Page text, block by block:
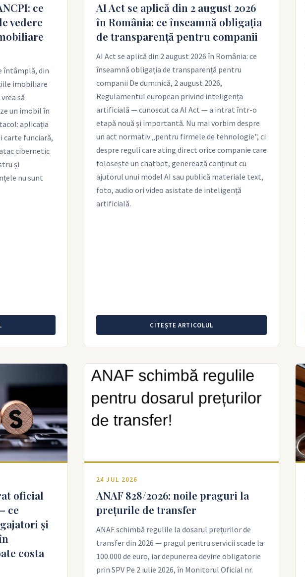
ce
vedere
întâmplă, din
imobiliare
să
un imobil în
aplicația
carte funciară,
cibernetic
și
nu sunt
AI Act se aplică din 2 august 2026
în România: ce înseamnă obligația
de transparență pentru companii
AI Act se aplică din 2 august 2026 în România: ce
înseamnă obligația de transparență pentru
companii De duminică, 2 august 2026,
Regulamentul european privind inteligența
artificială — cunoscut ca AI Act — a intrat într-o
etapă nouă și importantă. Nu mai vorbim despre
un act normativ „pentru firmele de tehnologie", ci
despre reguli care ating direct orice companie care
folosește un chatbot, generează conținut cu
ajutorul unui model AI sau publică materiale text,
foto, audio ori video asistate de inteligență
artificială.
CITEȘTE ARTICOLUL
oficial
ce
și
costa
24 JUL 2026
ANAF 828/2026: noile praguri la
prețurile de transfer
ANAF schimbă regulile la dosarul prețurilor de
transfer din 2026 — pragul pentru servicii scade la
100.000 de euro, iar depunerea devine obligatorie
prin SPV Pe 2 iulie 2026, în Monitorul Oficial nr.